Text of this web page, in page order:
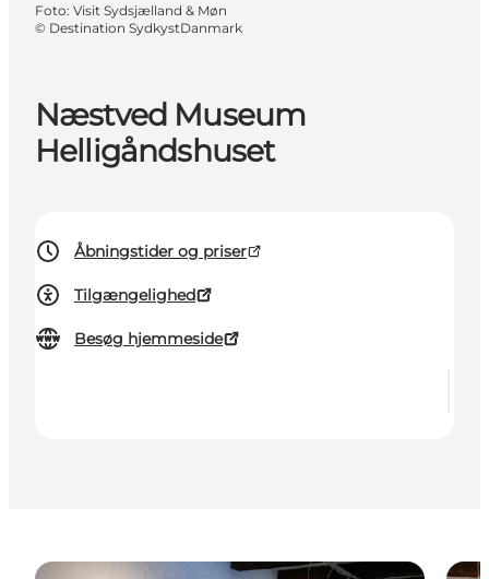
Næstved Museum
Helligåndshuset
Åbningstider og priser
Tilgængelighed
Besøg hjemmeside
Foto: Visit Sydsjælland & Møn
© Destination SydkystDanmark